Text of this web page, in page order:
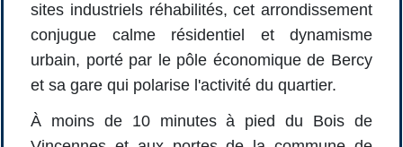
sites industriels réhabilités, cet arrondissement
conjugue calme résidentiel et dynamisme
urbain, porté par le pôle économique de Bercy
et sa gare qui polarise l'activité du quartier.
À moins de 10 minutes à pied du Bois de